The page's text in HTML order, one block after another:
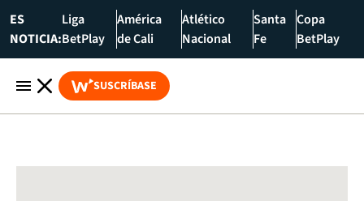
ES
NOTICIA:
Liga
BetPlay
América
de Cali
Atlético
Nacional
Santa
Fe
Copa
BetPlay
SUSCRÍBASE